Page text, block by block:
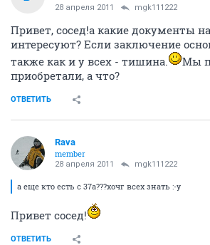
28 апреля 2011 mgk111222
Привет, сосед!а какие документы
интересуют? Если заключение
также как и у всех - тишина.
Мы
приобретали, а что?
ОТВЕТИТЬ
Rava
member
28 апреля 2011 mgk111222
а еще кто есть с 37а???хочг всех знать :-y
Привет сосед!
ОТВЕТИТЬ